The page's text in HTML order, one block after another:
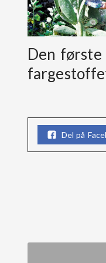
Den første
Del på